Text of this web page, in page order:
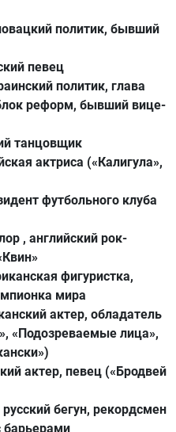
политик, бывший
певец
политик, глава
реформ, бывший вице-
танцовщик
актриса («Калигула»,
футбольного клуба
, английский рок-
фигуристка,
мира
актер, обладатель
«Подозреваемые лица»,
актер, певец («Бродвей
бегун, рекордсмен
барьерами